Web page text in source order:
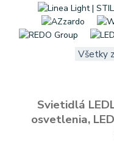
Všetky
Svietidlá
osvetlenia,